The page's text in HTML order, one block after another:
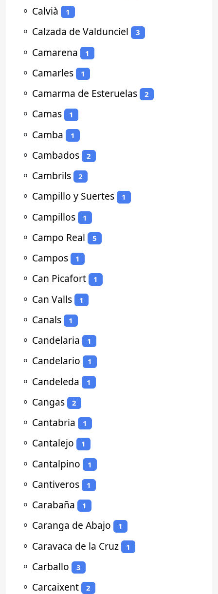
⚬ Calvià 1
⚬ Calzada de Valdunciel 3
⚬ Camarena 1
⚬ Camarles 1
⚬ Camarma de Esteruelas 2
⚬ Camas 1
⚬ Camba 1
⚬ Cambados 2
⚬ Cambrils 2
⚬ Campillo y Suertes 1
⚬ Campillos 1
⚬ Campo Real 5
⚬ Campos 1
⚬ Can Picafort 1
⚬ Can Valls 1
⚬ Canals 1
⚬ Candelaria 1
⚬ Candelario 1
⚬ Candeleda 1
⚬ Cangas 2
⚬ Cantabria 1
⚬ Cantalejo 1
⚬ Cantalpino 1
⚬ Cantiveros 1
⚬ Carabaña 1
⚬ Caranga de Abajo 1
⚬ Caravaca de la Cruz 1
⚬ Carballo 3
⚬ Carcaixent 2